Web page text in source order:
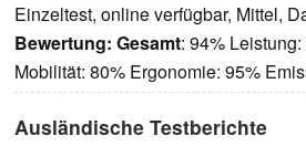
Einzeltest, online verfügbar, Mittel,
Bewertung: Gesamt: 94%
Mobilität: 80% Ergonomie: 95%
Ausländische Testberichte